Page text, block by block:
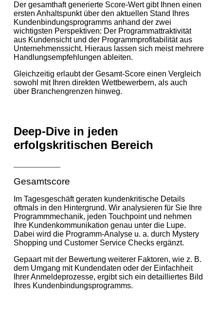
Der gesamthaft generierte Score-Wert gibt Ihnen einen
ersten Anhaltspunkt über den aktuellen Stand Ihres
Kundenbindungsprogramms anhand der zwei
wichtigsten Perspektiven: Der Programmattraktivität
aus Kundensicht und der Programmprofitabilität aus
Unternehmenssicht. Hieraus lassen sich meist mehrere
Handlungsempfehlungen ableiten.
Gleichzeitig erlaubt der Gesamt-Score einen Vergleich
sowohl mit Ihren direkten Wettbewerbern, als auch
über Branchengrenzen hinweg.
Deep-Dive in jeden
erfolgskritischen Bereich
Gesamtscore
Im Tagesgeschäft geraten kundenkritische Details
oftmals in den Hintergrund. Wir analysieren für Sie Ihre
Programmmechanik, jeden Touchpoint und nehmen
Ihre Kundenkommunikation genau unter die Lupe.
Dabei wird die Programm-Analyse u. a. durch Mystery
Shopping und Customer Service Checks ergänzt.
Gepaart mit der Bewertung weiterer Faktoren, wie z. B.
dem Umgang mit Kundendaten oder der Einfachheit
Ihrer Anmeldeprozesse, ergibt sich ein detailliertes Bild
Ihres Kundenbindungsprogramms.